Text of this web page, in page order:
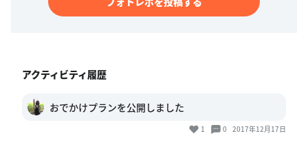
アクティビティ履歴
おでかけプランを公開しました
1 0 2017年12月17日